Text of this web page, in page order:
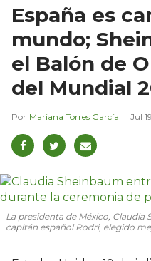
España es
mundo;
el Balón de
del Mundial
Mariana Torres García Jul
La presidenta de México, Claudia
capitán español Rodri, elegido